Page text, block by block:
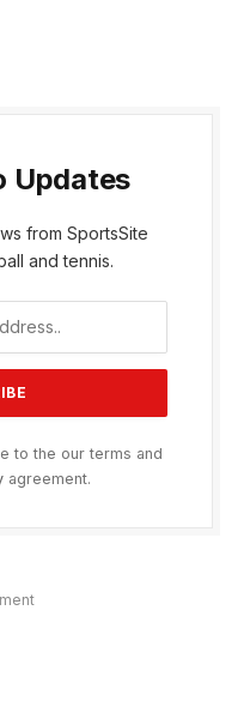
Updates
from SportsSite
and tennis.
to the our terms and
agreement.